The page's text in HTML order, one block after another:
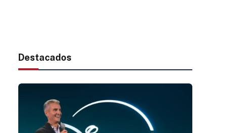
Destacados